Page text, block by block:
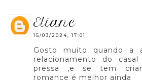
eliane
15/03/2024, 17:01
Gosto muito quando a
relacionamento do
pressa ,e se tem
romance é melhor ainda